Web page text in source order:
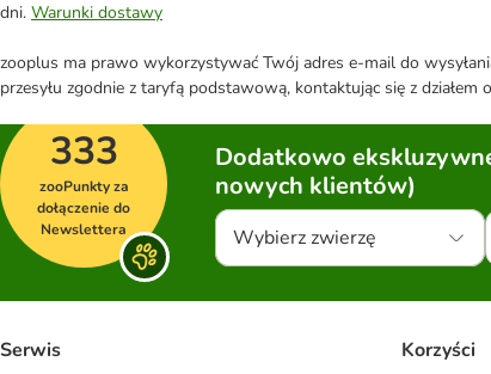
dni. Warunki dostawy
zooplus ma prawo wykorzystywać Twój adres e-mail do
przesyłu zgodnie z taryfą podstawową, kontaktując się z
333
zooPunkty za
dołączenie do
Newslettera
Dodatkowo
nowych klientów)
Wybierz zwierzę
Serwis Korzyści